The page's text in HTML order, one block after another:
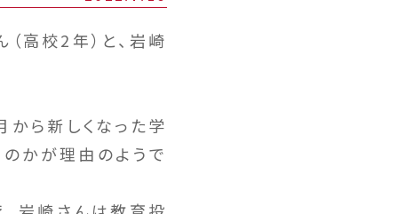
高校2年）と、岩崎
から新しくなった学
かが理由のようで